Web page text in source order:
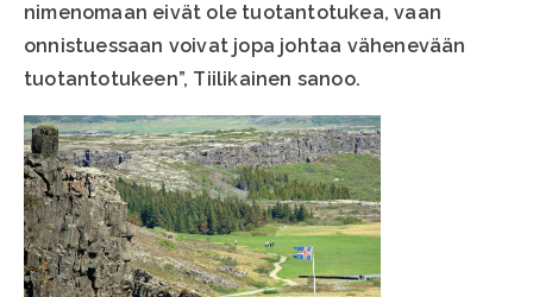
nimenomaan eivät ole tuotantotukea, vaan
onnistuessaan voivat jopa johtaa vähenevään
tuotantotukeen”, Tiilikainen sanoo.